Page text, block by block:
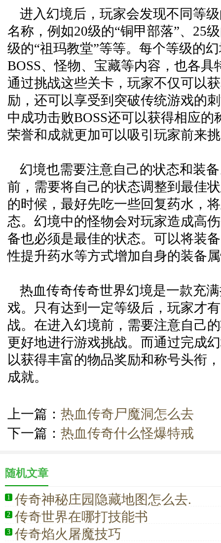
进入幻境后，玩家会发现不同等
名称，例如20级的“铜甲部落”、25
级的“祖玛教堂”等等。每个等级的
BOSS、怪物、宝藏等内容，也各具
通过挑战这些关卡，玩家不仅可以
励，还可以享受到突破传统游戏的
中成功击败BOSS还可以获得相应的
荣誉和成就更加可以吸引玩家前来
幻境也需要注意自己的状态和装
前，需要将自己的状态调整到最佳
的时候，最好先吃一些回复药水，
态。幻境中的怪物会对玩家造成高
备也必须是最佳的状态。可以将装
性提升药水等方式增加自身的装备
热血传奇传奇世界幻境是一款充
戏。只有达到一定等级后，玩家才
战。在进入幻境前，需要注意自己
更好地进行游戏挑战。而通过完成
以获得丰富的物品奖励和称号头衔
成就。
上一篇： 热血传奇尸魔洞怎么去
下一篇： 热血传奇什么怪爆特戒
随机文章
1 传奇神秘庄园隐藏地图怎么去.
2 传奇世界在哪打技能书
3 传奇焰火屠魔技巧